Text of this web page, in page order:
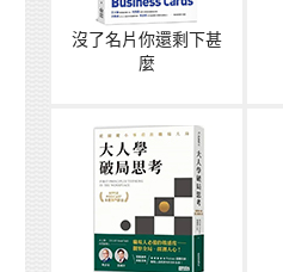
沒了名片你還剩下甚
麼